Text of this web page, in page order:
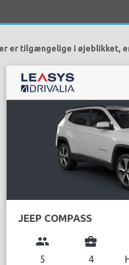
er tilgængelige i øjeblikket,
JEEP COMPASS
group
5
business_center
4